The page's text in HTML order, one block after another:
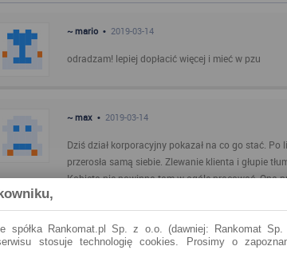
~ mario • 2019-03-14
odradzam! lepiej dopłacić więcej i mieć w pzu
~ max • 2019-03-14
Dziś dział korporacyjny pokazał na co go stać.
przerosła samą siebie. Zlewanie klienta i głupie
Kobieta nie powinna tam w ogóle pracować. Ona
~ Zażenowana • 2019-03-13
spółka Rankomat.pl Sp. z o.o. (dawniej: Rankomat
stosuje technologię cookies. Prosimy o